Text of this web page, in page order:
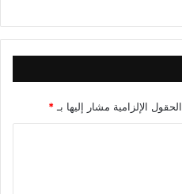
الحقول الإلزامية مشار إليها بـ *